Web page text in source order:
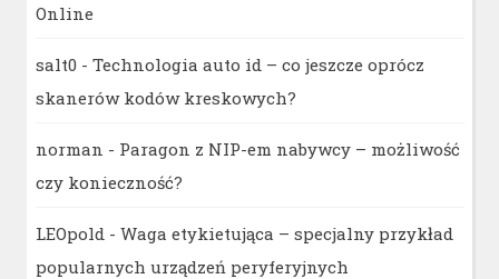
Online
salt0- Technologia auto id – co jeszcze oprócz
skanerów kodów kreskowych?
norman - Paragon z NIP-em nabywcy – możliwość
czy konieczność?
LEOpold - Waga etykietująca – specjalny przykład
popularnych urządzeń peryferyjnych